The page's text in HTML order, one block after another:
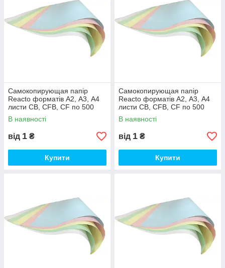
Самокопирующая папір
Reacto форматів А2, А3, А4
листи CB, CFB, CF по 500
аркушів CFB, А2 (43х61 см),
Жовтий
В наявності
від 1 ₴
Купити
Самокопирующая папір
Reacto форматів А2, А3, А4
листи CB, CFB, CF по 500
аркушів CFB, А2 (43х61 см),
Рожевий
В наявності
від 1 ₴
Купити